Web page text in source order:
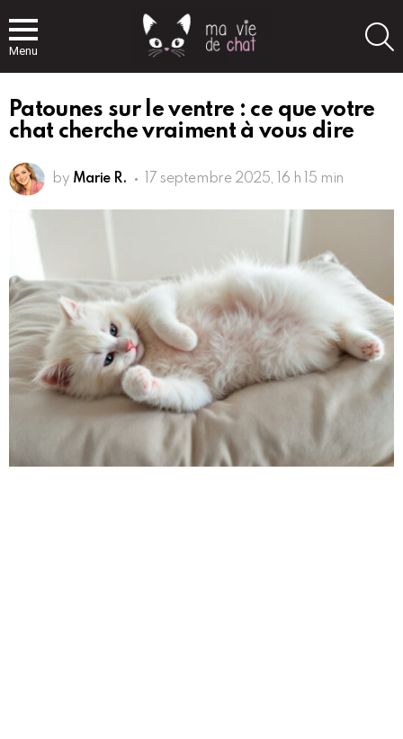
Menu
Patounes sur le ventre : ce que votre
chat cherche vraiment à vous dire
by Marie R. 17 septembre 2025, 16 h 15 min